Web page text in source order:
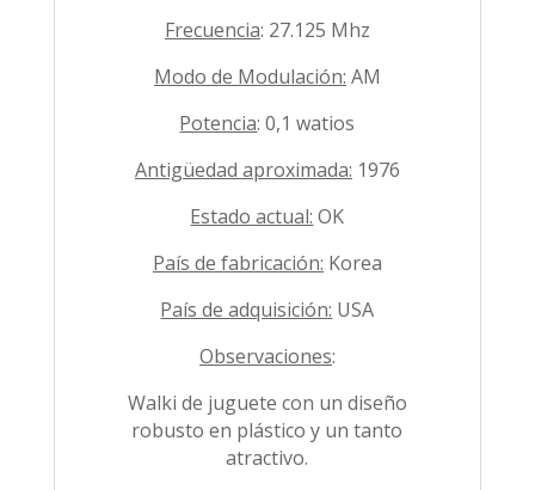
Frecuencia: 27.125 Mhz
Modo de Modulación: AM
Potencia: 0,1 watios
Antigüedad aproximada: 1976
Estado actual: OK
País de fabricación: Korea
País de adquisición: USA
Observaciones:
Walki de juguete con un diseño
robusto en plástico y un tanto
atractivo.